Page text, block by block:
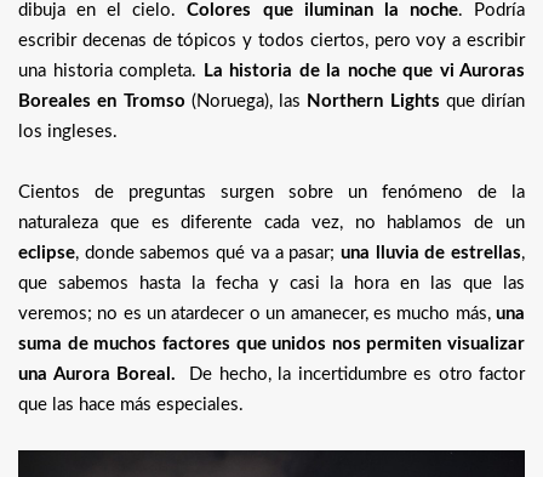
dibuja en el cielo.Colores que iluminan la noche. Podría
escribir decenas de tópicos y todos ciertos, pero voy a escribir
una historia completa.
La historia de la noche que vi Auroras
Boreales en Tromso (Noruega), las Northern Lights que dirían
los ingleses.
Cientos de preguntas surgen sobre un fenómeno de la
naturaleza que es diferente cada vez, no hablamos de un
eclipse, donde sabemos qué va a pasar; una lluvia de estrellas,
que sabemos hasta la fecha y casi la hora en las que las
veremos; no es un atardecer o un amanecer, es mucho más, una
suma de muchos factores que unidos nos permiten visualizar
una Aurora Boreal. De hecho, la incertidumbre es otro factor
que las hace más especiales.